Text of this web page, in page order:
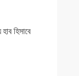
হিসাবে